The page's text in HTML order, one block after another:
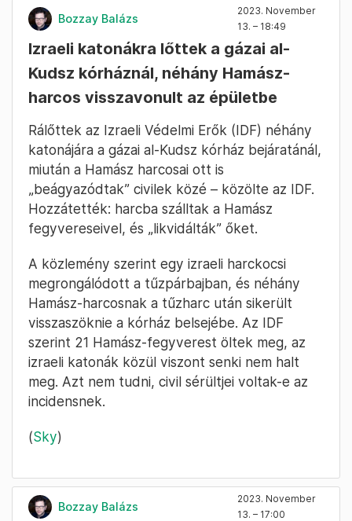
Bozzay Balázs
2023. November
13. – 18:49
Izraeli katonákra lőttek a gázai al-
Kudsz kórháznál, néhány Hamász-
harcos visszavonult az épületbe
Rálőttek az Izraeli Védelmi Erők (IDF) néhány
katonájára a gázai al-Kudsz kórház bejáratánál,
miután a Hamász harcosai ott is
„beágyazódtak” civilek közé – közölte az IDF.
Hozzátették: harcba szálltak a Hamász
fegyvereseivel, és „likvidálták” őket.
A közlemény szerint egy izraeli harckocsi
megrongálódott a tűzpárbajban, és néhány
Hamász-harcosnak a tűzharc után sikerült
visszaszöknie a kórház belsejébe. Az IDF
szerint 21 Hamász-fegyverest öltek meg, az
izraeli katonák közül viszont senki nem halt
meg. Azt nem tudni, civil sérültjei voltak-e az
incidensnek.
(Sky)
Bozzay Balázs
2023. November
13. – 17:00